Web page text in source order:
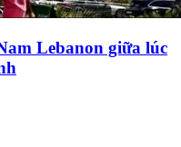
Lebanon giữa lúc